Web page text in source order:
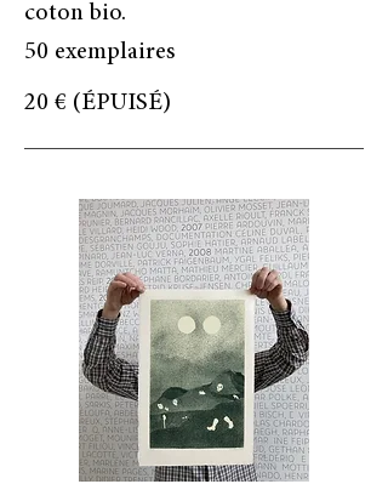
coton bio.
50 exemplaires
20 € (ÉPUISÉ)